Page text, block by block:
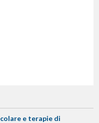
e terapie di